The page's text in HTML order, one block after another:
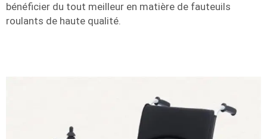
bénéficier du tout meilleur en matière de fauteuils
roulants de haute qualité.